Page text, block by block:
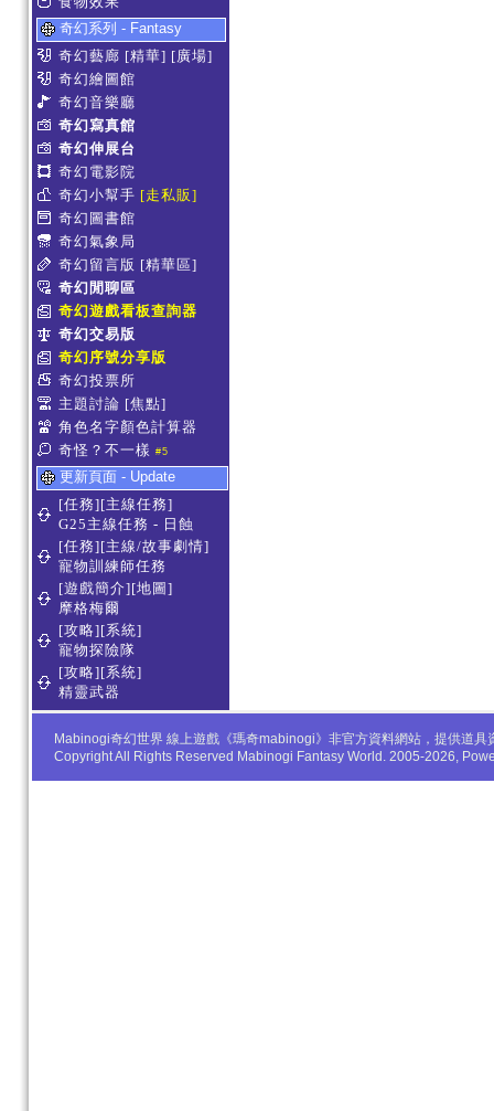
奇幻系列 - Fantasy
奇幻藝廊 [精華] [廣場]
奇幻繪圖館
奇幻音樂廳
奇幻寫真館
奇幻伸展台
奇幻電影院
奇幻小幫手 [走私販]
奇幻圖書館
奇幻氣象局
奇幻留言版 [精華區]
奇幻閒聊區
奇幻遊戲看板查詢器
奇幻交易版
奇幻序號分享版
奇幻投票所
主題討論 [焦點]
角色名字顏色計算器
奇怪？不一樣 #5
更新頁面 - Update
[任務][主線任務]
G25主線任務 - 日蝕
[任務][主線/故事劇情]
寵物訓練師任務
[遊戲簡介][地圖]
摩格梅爾
[攻略][系統]
寵物探險隊
[攻略][系統]
精靈武器
Mabinogi奇幻世界 線上遊戲《瑪奇mabinogi》非官方資料網站，提供道
Copyright All Rights Reserved Mabinogi Fantasy World. 2005-2026,